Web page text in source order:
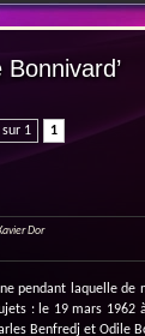
sur 1 1
Dor
pendant laquelle de
: le 19 mars 1962
Benfredj et Odile